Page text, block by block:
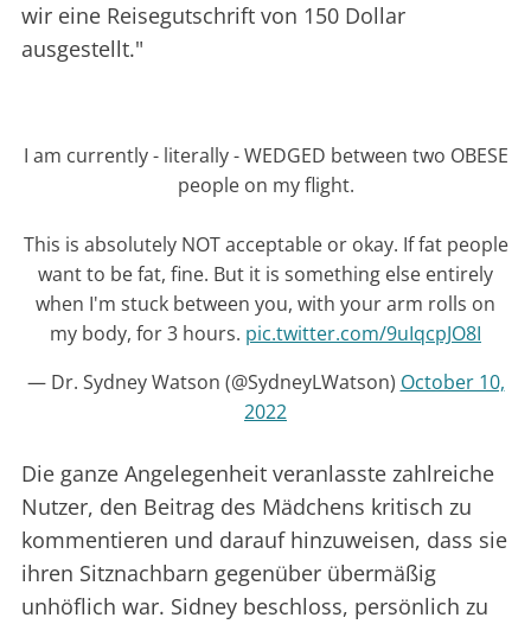
wir eine Reisegutschrift von 150 Dollar
ausgestellt."
I am currently - literally - WEDGED between two OBESE
people on my flight.
This is absolutely NOT acceptable or okay. If fat people
want to be fat, fine. But it is something else entirely
when I'm stuck between you, with your arm rolls on
my body, for 3 hours. pic.twitter.com/9uIqcpJO8I
— Dr. Sydney Watson (@SydneyLWatson) October 10,
2022
Die ganze Angelegenheit veranlasste zahlreiche
Nutzer, den Beitrag des Mädchens kritisch zu
kommentieren und darauf hinzuweisen, dass sie
ihren Sitznachbarn gegenüber übermäßig
unhöflich war. Sidney beschloss, persönlich zu